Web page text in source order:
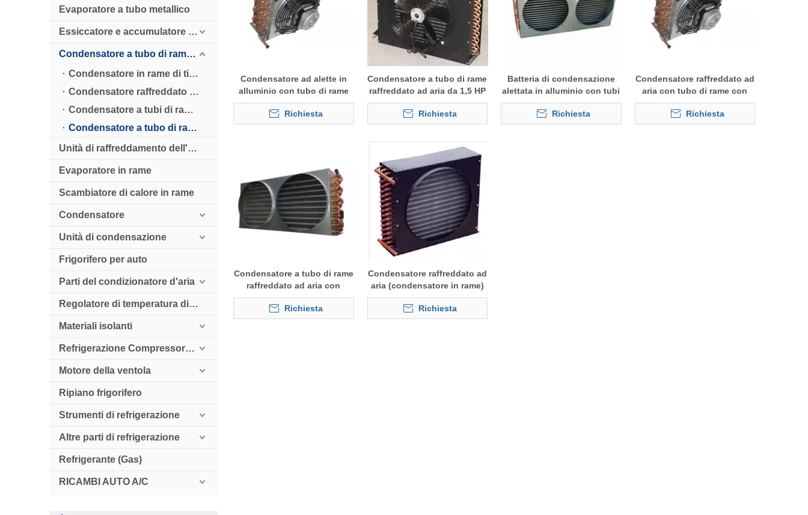
Evaporatore a tubo metallico
Essiccatore e accumulatore e valvola di ritegno
Condensatore a tubo di rame raffreddato ad aria
Condensatore in rame di tipo standard CD
Condensatore raffreddato ad aria con installazione a pedale CDC
Condensatore a tubi di rame a basso rumore CDS
Condensatore a tubo di rame tipo CDV V per refrigerazione industriale
Unità di raffreddamento dell'aria
Evaporatore in rame
Scambiatore di calore in rame
Condensatore
Unità di condensazione
Frigorifero per auto
Parti del condizionatore d'aria
Regolatore di temperatura digitale
Materiali isolanti
Refrigerazione Compressore HollySnow
Motore della ventola
Ripiano frigorifero
Strumenti di refrigerazione
Altre parti di refrigerazione
Refrigerante (Gas)
RICAMBI AUTO A/C
Condensatore ad alette in
alluminio con tubo di rame
raffreddato ad aria con
motore del ventilatore
Richiesta
Condensatore a tubo di rame
raffreddato ad aria da 1,5 HP
Richiesta
Batteria di condensazione
alettata in alluminio con tubi
di rame per frigoriferi
commerciali
Richiesta
Condensatore raffreddato ad
aria con tubo di rame con
motore del ventilatore
Richiesta
Condensatore a tubo di rame
raffreddato ad aria con
motore del ventilatore
Richiesta
Condensatore raffreddato ad
aria (condensatore in rame)
Richiesta